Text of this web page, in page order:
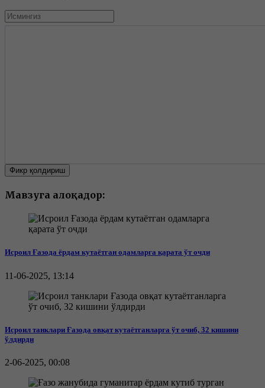
Фикр қолдириш
Мавзуга алоқадор:
Исроил Ғазода ёрдам кутаётган одамларга қарата ўт очди
11-06-2025, 13:14
Исроил танклари Ғазода овқат кутаётганларга ўт очиб, 32 кишини
ўлдирди
2-06-2025, 00:08